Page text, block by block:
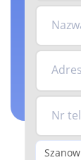
Nr